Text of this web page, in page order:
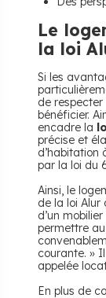
Le
la loi
Si les
de
bénéficier.
encadre la
précise et
d’habitation
par la loi du
Ainsi, le
de la loi Alur
d’un
permettre
courante. »
appelée
En plus de